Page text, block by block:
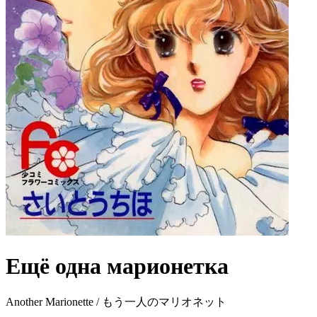
Ещё одна марионетка
Another Marionette / もう一人のマリオネット